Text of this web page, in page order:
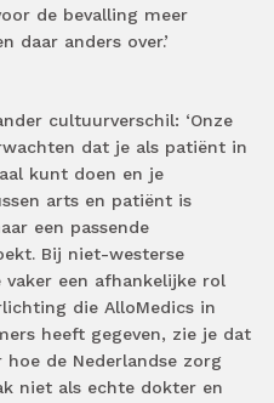
de bevalling meer
daar anders over.’
cultuurverschil: ‘Onze
dat je als patiënt in
kunt doen en je
arts en patiënt is
een passende
Bij niet-westerse
een afhankelijke rol
die AlloMedics in
heeft gegeven, zie je dat
de Nederlandse zorg
niet als echte dokter en